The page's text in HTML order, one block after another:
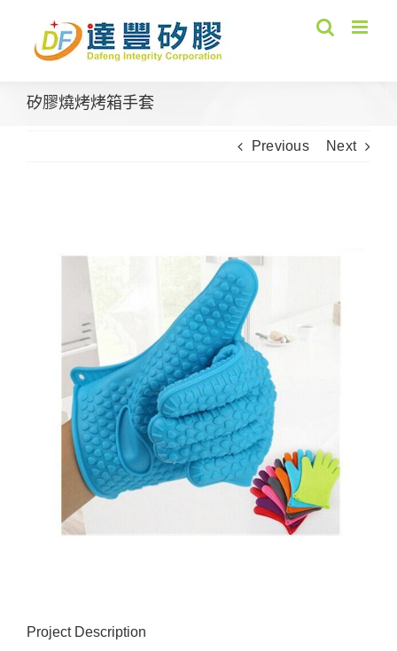
content
矽膠燒烤烤箱手套
Previous Next
Project Description